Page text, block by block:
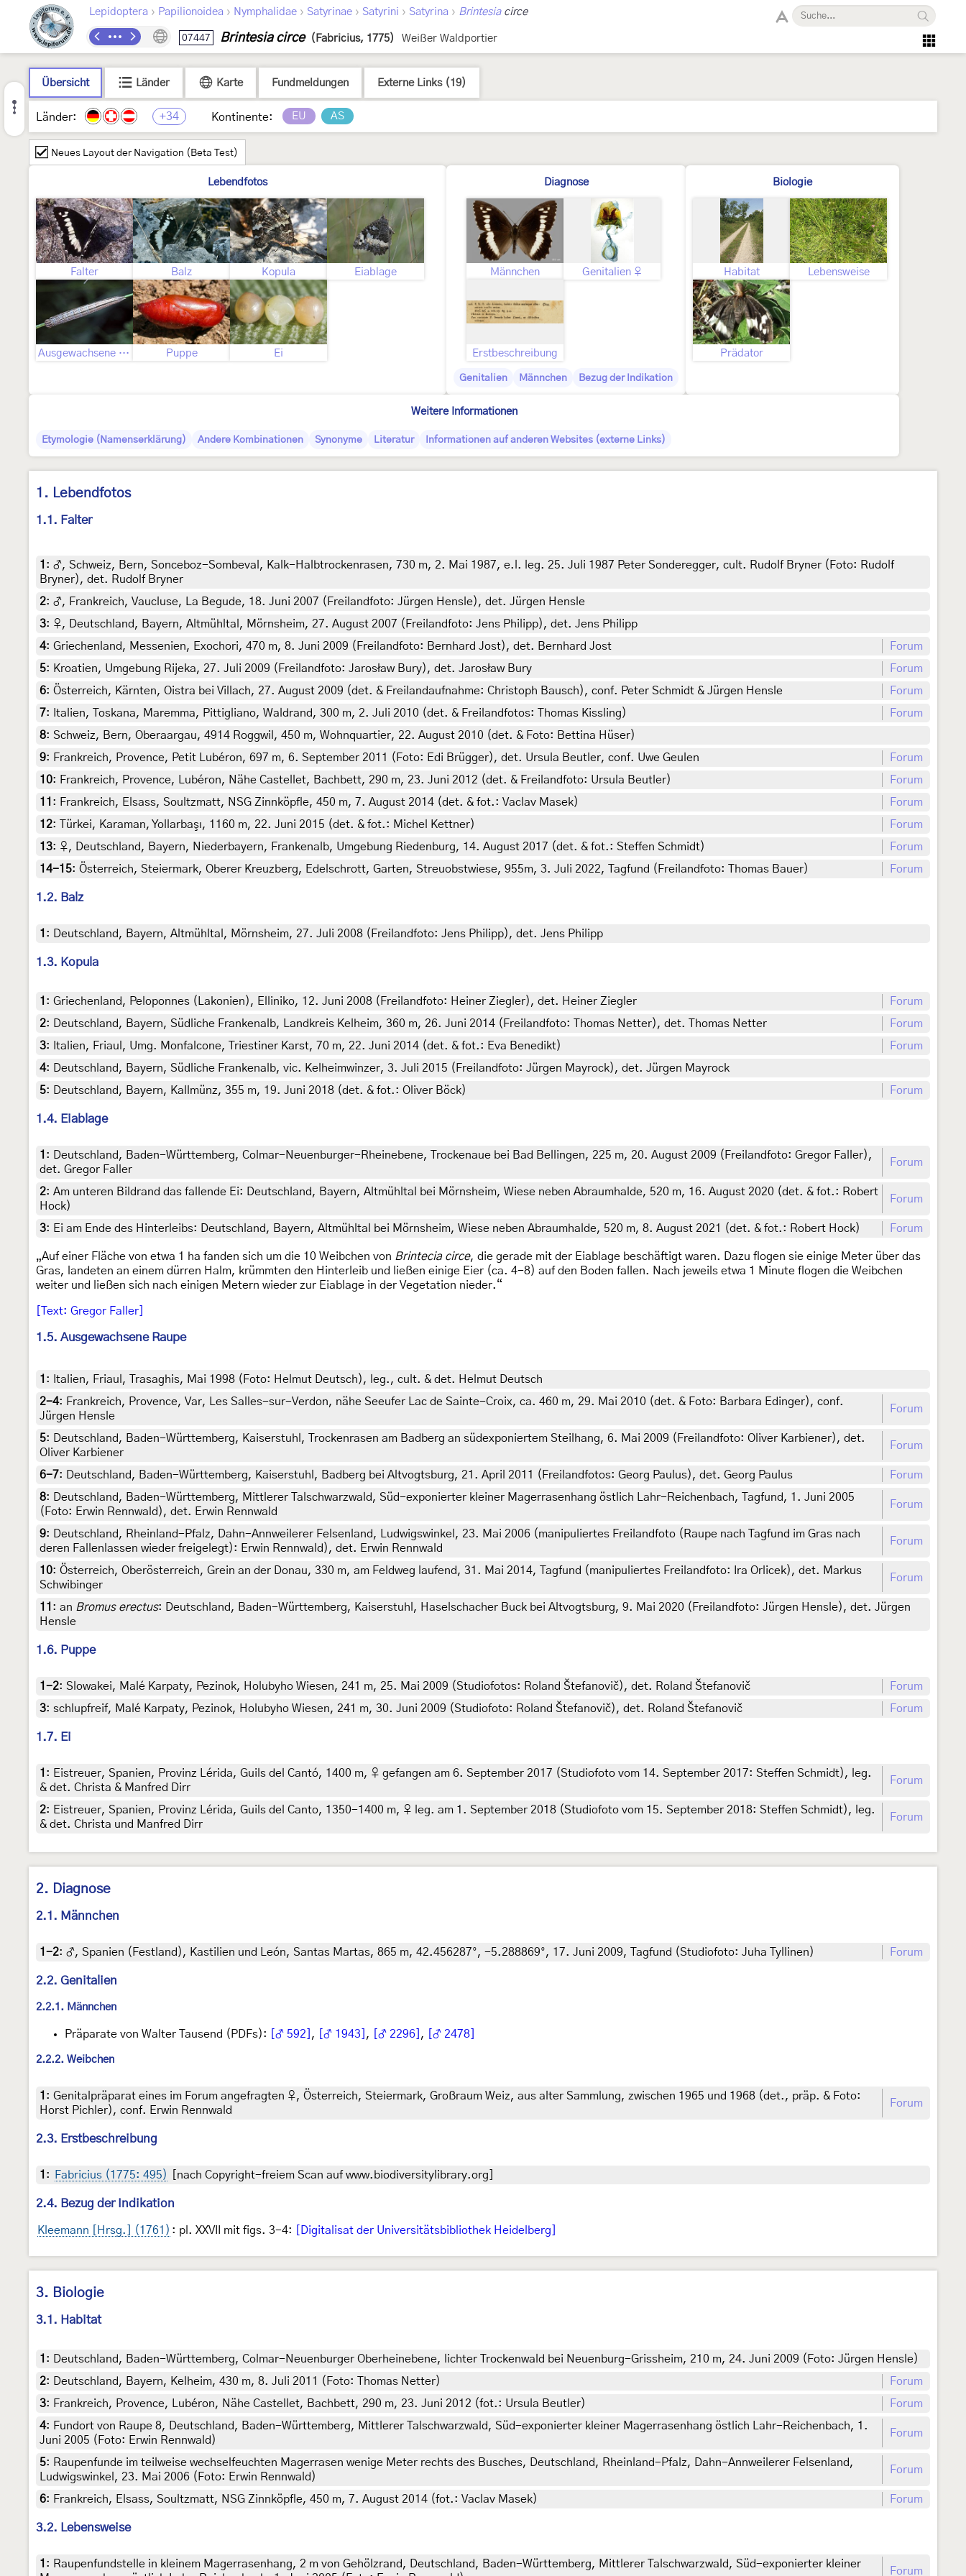
Lepidoptera › Papilionoidea › Nymphalidae › Satyrinae › Satyrini › Satyrina › Brintesiacirce
07447 Brintesia circe (Fabricius, 1775) Weißer Waldportier
Übersicht Länder Karte Fundmeldungen Externe Links (19)
Länder: +34 Kontinente: EU AS
Neues Layout der Navigation (Beta Test)
Lebendfotos
Falter Balz Kopula Eiablage
Ausgewachsene Raupe Puppe Ei
Diagnose
Männchen Genitalien ♀
Erstbeschreibung
Genitalien Männchen Bezug der Indikation
Biologie
Habitat Lebensweise
Prädator
Weitere Informationen
Etymologie (Namenserklärung) Andere Kombinationen Synonyme Literatur Informationen auf anderen Websites (externe Links)
1. Lebendfotos
1.1. Falter
1 : ♂, Schweiz, Bern, Sonceboz-Sombeval, Kalk-Halbtrockenrasen, 730 m, 2. Mai 1987, e.l. leg. 25. Juli 1987 Peter Sonderegger, cult. Rudolf Bryner (Foto: Rudolf
Bryner), det. Rudolf Bryner
2: ♂, Frankreich, Vaucluse, La Begude, 18. Juni 2007 (Freilandfoto: Jürgen Hensle), det. Jürgen Hensle
3: ♀, Deutschland, Bayern, Altmühltal, Mörnsheim, 27. August 2007 (Freilandfoto: Jens Philipp), det. Jens Philipp
4: Griechenland, Messenien, Exochori, 470 m, 8. Juni 2009 (Freilandfoto: Bernhard Jost), det. Bernhard Jost
Forum
5: Kroatien, Umgebung Rijeka, 27. Juli 2009 (Freilandfoto: Jarosław Bury), det. Jarosław Bury
Forum
6: Österreich, Kärnten, Oistra bei Villach, 27. August 2009 (det. & Freilandaufnahme: Christoph Bausch), conf. Peter Schmidt & Jürgen Hensle
Forum
7: Italien, Toskana, Maremma, Pittigliano, Waldrand, 300 m, 2. Juli 2010 (det. & Freilandfotos: Thomas Kissling)
Forum
8: Schweiz, Bern, Oberaargau, 4914 Roggwil, 450 m, Wohnquartier, 22. August 2010 (det. & Foto: Bettina Hüser)
9: Frankreich, Provence, Petit Lubéron, 697 m, 6. September 2011 (Foto: Edi Brügger), det. Ursula Beutler, conf. Uwe Geulen
Forum
10: Frankreich, Provence, Lubéron, Nähe Castellet, Bachbett, 290 m, 23. Juni 2012 (det. & Freilandfoto: Ursula Beutler)
Forum
11 : Frankreich, Elsass, Soultzmatt, NSG Zinnköpfle, 450 m, 7. August 2014 (det. & fot.: Vaclav Masek)
Forum
12: Türkei, Karaman, Yollarbaşı, 1160 m, 22. Juni 2015 (det. & fot.: Michel Kettner)
Forum
13: ♀, Deutschland, Bayern, Niederbayern, Frankenalb, Umgebung Riedenburg, 14. August 2017 (det. & fot.: Steffen Schmidt)
Forum
14-15: Österreich, Steiermark, Oberer Kreuzberg, Edelschrott, Garten, Streuobstwiese, 955m, 3. Juli 2022, Tagfund (Freilandfoto: Thomas Bauer) Forum
1.2. Balz
1 : Deutschland, Bayern, Altmühltal, Mörnsheim, 27. Juli 2008 (Freilandfoto: Jens Philipp), det. Jens Philipp
1.3. Kopula
1 : Griechenland, Peloponnes (Lakonien), Elliniko, 12. Juni 2008 (Freilandfoto: Heiner Ziegler), det. Heiner Ziegler
Forum
2: Deutschland, Bayern, Südliche Frankenalb, Landkreis Kelheim, 360 m, 26. Juni 2014 (Freilandfoto: Thomas Netter), det. Thomas Netter
Forum
3: Italien, Friaul, Umg. Monfalcone, Triestiner Karst, 70 m, 22. Juni 2014 (det. & fot.: Eva Benedikt)
Forum
4: Deutschland, Bayern, Südliche Frankenalb, vic. Kelheimwinzer, 3. Juli 2015 (Freilandfoto: Jürgen Mayrock), det. Jürgen Mayrock
5: Deutschland, Bayern, Kallmünz, 355 m, 19. Juni 2018 (det. & fot.: Oliver Böck) Forum
1.4. Eiablage
1 : Deutschland, Baden-Württemberg, Colmar-Neuenburger-Rheinebene, Trockenaue bei Bad Bellingen, 225 m, 20. August 2009 (Freilandfoto: Gregor Faller),
det. Gregor Faller
Forum
2: Am unteren Bildrand das fallende Ei: Deutschland, Bayern, Altmühltal bei Mörnsheim, Wiese neben Abraumhalde, 520 m, 16. August 2020 (det. & fot.: Robert
Hock)
Forum
3: Ei am Ende des Hinterleibs: Deutschland, Bayern, Altmühltal bei Mörnsheim, Wiese neben Abraumhalde, 520 m, 8. August 2021 (det. & fot.: Robert Hock) Forum
„Auf einer Fläche von etwa 1 ha fanden sich um die 10 Weibchen von Brintecia circe, die gerade mit der Eiablage beschäftigt waren. Dazu flogen sie einige Meter über das
Gras, landeten an einem dürren Halm, krümmten den Hinterleib und ließen einige Eier (ca. 4-8) auf den Boden fallen. Nach jeweils etwa 1 Minute flogen die Weibchen
weiter und ließen sich nach einigen Metern wieder zur Eiablage in der Vegetation nieder.“
[Text: Gregor Faller]
1.5. Ausgewachsene Raupe
1 :
Italien, Friaul, Trasaghis, Mai 1998 (Foto: Helmut Deutsch), leg., cult. & det. Helmut Deutsch
2-4: Frankreich, Provence, Var, Les Salles-sur-Verdon, nähe Seeufer Lac de Sainte-Croix, ca. 460 m, 29. Mai 2010 (det. & Foto: Barbara Edinger), conf.
Jürgen Hensle
Forum
5: Deutschland, Baden-Württemberg, Kaiserstuhl, Trockenrasen am Badberg an südexponiertem Steilhang, 6. Mai 2009 (Freilandfoto: Oliver Karbiener), det.
Oliver Karbiener
Forum
6-7: Deutschland, Baden-Württemberg, Kaiserstuhl, Badberg bei Altvogtsburg, 21. April 2011 (Freilandfotos: Georg Paulus), det. Georg Paulus
Forum
8: Deutschland, Baden-Württemberg, Mittlerer Talschwarzwald, Süd-exponierter kleiner Magerrasenhang östlich Lahr-Reichenbach, Tagfund, 1. Juni 2005
(Foto: Erwin Rennwald), det. Erwin Rennwald
Forum
9: Deutschland, Rheinland-Pfalz, Dahn-Annweilerer Felsenland, Ludwigswinkel, 23. Mai 2006 (manipuliertes Freilandfoto (Raupe nach Tagfund im Gras nach
deren Fallenlassen wieder freigelegt): Erwin Rennwald), det. Erwin Rennwald
Forum
10: Österreich, Oberösterreich, Grein an der Donau, 330 m, am Feldweg laufend, 31. Mai 2014, Tagfund (manipuliertes Freilandfoto: Ira Orlicek), det. Markus
Schwibinger
Forum
11 : an Bromus erectus: Deutschland, Baden-Württemberg, Kaiserstuhl, Haselschacher Buck bei Altvogtsburg, 9. Mai 2020 (Freilandfoto: Jürgen Hensle), det. Jürgen
Hensle
1.6. Puppe
1-2: Slowakei, Malé Karpaty, Pezinok, Holubyho Wiesen, 241 m, 25. Mai 2009 (Studiofotos: Roland Štefanovič), det. Roland Štefanovič
Forum
3: schlupfreif, Malé Karpaty, Pezinok, Holubyho Wiesen, 241 m, 30. Juni 2009 (Studiofoto: Roland Štefanovič), det. Roland Štefanovič Forum
1.7. Ei
1 : Eistreuer, Spanien, Provinz Lérida, Guils del Cantó, 1400 m, ♀ gefangen am 6. September 2017 (Studiofoto vom 14. September 2017: Steffen Schmidt), leg.
& det. Christa & Manfred Dirr
Forum
2: Eistreuer, Spanien, Provinz Lérida, Guils del Canto, 1350-1400 m, ♀ leg. am 1. September 2018 (Studiofoto vom 15. September 2018: Steffen Schmidt), leg.
& det. Christa und Manfred Dirr
Forum
2. Diagnose
2.1. Männchen
1-2: ♂, Spanien (Festland), Kastilien und León, Santas Martas, 865 m, 42.456287°, -5.288869°, 17. Juni 2009, Tagfund (Studiofoto: Juha Tyllinen) Forum
2.2. Genitalien
2.2.1. Männchen
Präparate von Walter Tausend (PDFs): [♂ 592] , [♂ 1943] , [♂ 2296] , [♂ 2478]
2.2.2. Weibchen
1 : Genitalpräparat eines im Forum angefragten ♀, Österreich, Steiermark, Großraum Weiz, aus alter Sammlung, zwischen 1965 und 1968 (det., präp. & Foto:
Horst Pichler), conf. Erwin Rennwald
Forum
2.3. Erstbeschreibung
1 : Fabricius (1775: 495) [nach Copyright-freiem Scan auf www.biodiversitylibrary.org]
2.4. Bezug der Indikation
Kleemann [Hrsg.] (1761) : pl. XXVII mit figs. 3-4: [Digitalisat der Universitätsbibliothek Heidelberg]
3. Biologie
3.1. Habitat
1 :
Deutschland, Baden-Württemberg, Colmar-Neuenburger Oberheinebene, lichter Trockenwald bei Neuenburg-Grissheim, 210 m, 24. Juni 2009 (Foto: Jürgen Hensle)
2: Deutschland, Bayern, Kelheim, 430 m, 8. Juli 2011 (Foto: Thomas Netter)
Forum
3: Frankreich, Provence, Lubéron, Nähe Castellet, Bachbett, 290 m, 23. Juni 2012 (fot.: Ursula Beutler)
Forum
4: Fundort von Raupe 8, Deutschland, Baden-Württemberg, Mittlerer Talschwarzwald, Süd-exponierter kleiner Magerrasenhang östlich Lahr-Reichenbach, 1.
Juni 2005 (Foto: Erwin Rennwald)
Forum
5: Raupenfunde im teilweise wechselfeuchten Magerrasen wenige Meter rechts des Busches, Deutschland, Rheinland-Pfalz, Dahn-Annweilerer Felsenland,
Ludwigswinkel, 23. Mai 2006 (Foto: Erwin Rennwald)
Forum
6: Frankreich, Elsass, Soultzmatt, NSG Zinnköpfle, 450 m, 7. August 2014 (fot.: Vaclav Masek) Forum
3.2. Lebensweise
1 : Raupenfundstelle in kleinem Magerrasenhang, 2 m von Gehölzrand, Deutschland, Baden-Württemberg, Mittlerer Talschwarzwald, Süd-exponierter kleiner
Forum